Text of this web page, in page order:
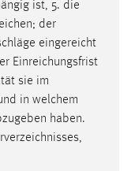
ist, 5. die
der
eingereicht
Einreichungsfrist
sie im
in welchem
haben.